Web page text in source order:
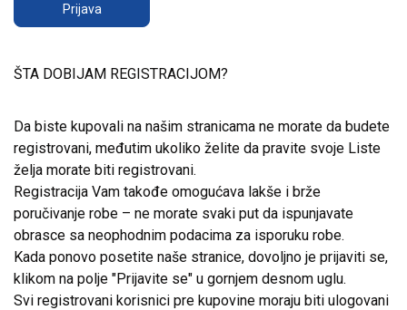
Prijava
ŠTA DOBIJAM REGISTRACIJOM?
Da biste kupovali na našim stranicama ne morate da budete
registrovani, međutim ukoliko želite da pravite svoje Liste
želja morate biti registrovani.
Registracija Vam takođe omogućava lakše i brže
poručivanje robe – ne morate svaki put da ispunjavate
obrasce sa neophodnim podacima za isporuku robe.
Kada ponovo posetite naše stranice, dovoljno je prijaviti se,
klikom na polje "Prijavite se" u gornjem desnom uglu.
Svi registrovani korisnici pre kupovine moraju biti ulogovani